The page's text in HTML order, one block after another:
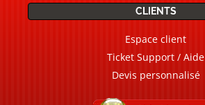
CLIENTS
Espace client
Ticket Support / Aide
Devis personnalisé